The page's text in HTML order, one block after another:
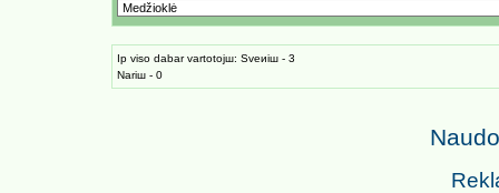
Iр viso dabar vartotojш: Sveиiш - 3
Nariш - 0